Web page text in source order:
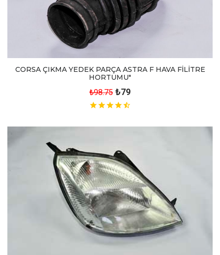
CORSA ÇIKMA YEDEK PARÇA ASTRA F HAVA FİLİTRE
HORTUMU"
₺98.75 ₺79